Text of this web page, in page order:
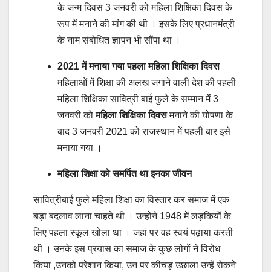
के जन्म दिवस 3 जनवरी को महिला शिक्षिका दिवस के
रूप में मनाने की मांग की थी । इसके लिए प्रधानमंत्री
के नाम संबोधित ज्ञापन भी सौंपा था ।
2021 में मनाया गया पहला महिला शिक्षिका दिवस
महिलाओं में शिक्षा की अलख जगाने वाली देश की पहली
महिला शिक्षिका सावित्री बाई फुले के सम्मान में 3
जनवरी कोमहिला शिक्षिका दिवसमनाने की घोषणा के
बाद 3 जनवरी 2021 को राजस्थान में पहली बार इसे
मनाया गया ।
महिला शिक्षा को समर्पित था इनका जीवन
सावित्रीबाई फुले महिला शिक्षा का विस्तार कर समाज में एक
बड़ा बदलाव लाना चाहते थी । उन्होंने 1948 में लड़कियों के
लिए पहला स्कूल खोला था । जहां पर वह स्वयं पढ़ाया करती
थी । उनके इस प्रयास का समाज के कुछ लोगों ने विरोध
किया ,उनको परेशान किया, उन पर कीचड़ उछाला उन्हें रोकने